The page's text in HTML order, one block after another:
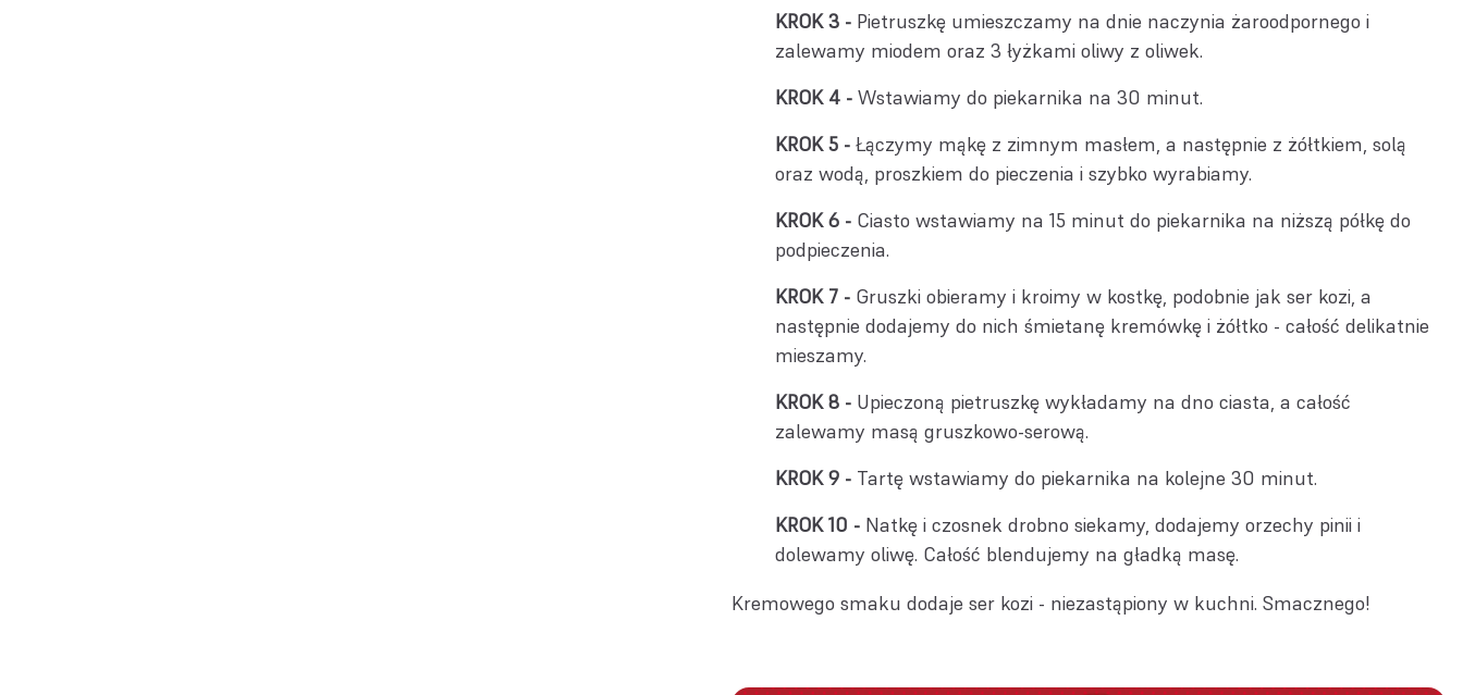
Pietruszkę umieszczamy na dnie naczynia żaroodpornego i
zalewamy miodem oraz 3 łyżkami oliwy z oliwek.
Wstawiamy do piekarnika na 30 minut.
Łączymy mąkę z zimnym masłem, a następnie z żółtkiem, solą
oraz wodą, proszkiem do pieczenia i szybko wyrabiamy.
Ciasto wstawiamy na 15 minut do piekarnika na niższą półkę do
podpieczenia.
Gruszki obieramy i kroimy w kostkę, podobnie jak ser kozi, a
następnie dodajemy do nich śmietanę kremówkę i żółtko - całość delikatnie
mieszamy.
Upieczoną pietruszkę wykładamy na dno ciasta, a całość
zalewamy masą gruszkowo-serową.
Tartę wstawiamy do piekarnika na kolejne 30 minut.
Natkę i czosnek drobno siekamy, dodajemy orzechy pinii i
dolewamy oliwę. Całość blendujemy na gładką masę.
Kremowego smaku dodaje ser kozi - niezastąpiony w kuchni. Smacznego!